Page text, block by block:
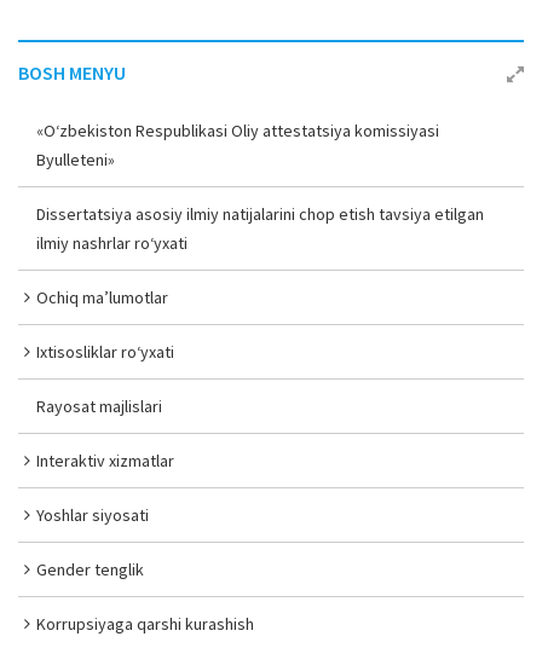
o
n
BOSH MENYU
«O‘zbekiston Respublikasi Oliy attestatsiya komissiyasi
Byulleteni»
Dissertatsiya asosiy ilmiy natijalarini chop etish tavsiya etilgan
ilmiy nashrlar ro‘yxati
Ochiq ma’lumotlar
Ixtisosliklar ro‘yxati
Rayosat majlislari
Interaktiv xizmatlar
Yoshlar siyosati
Gender tenglik
Korrupsiyaga qarshi kurashish